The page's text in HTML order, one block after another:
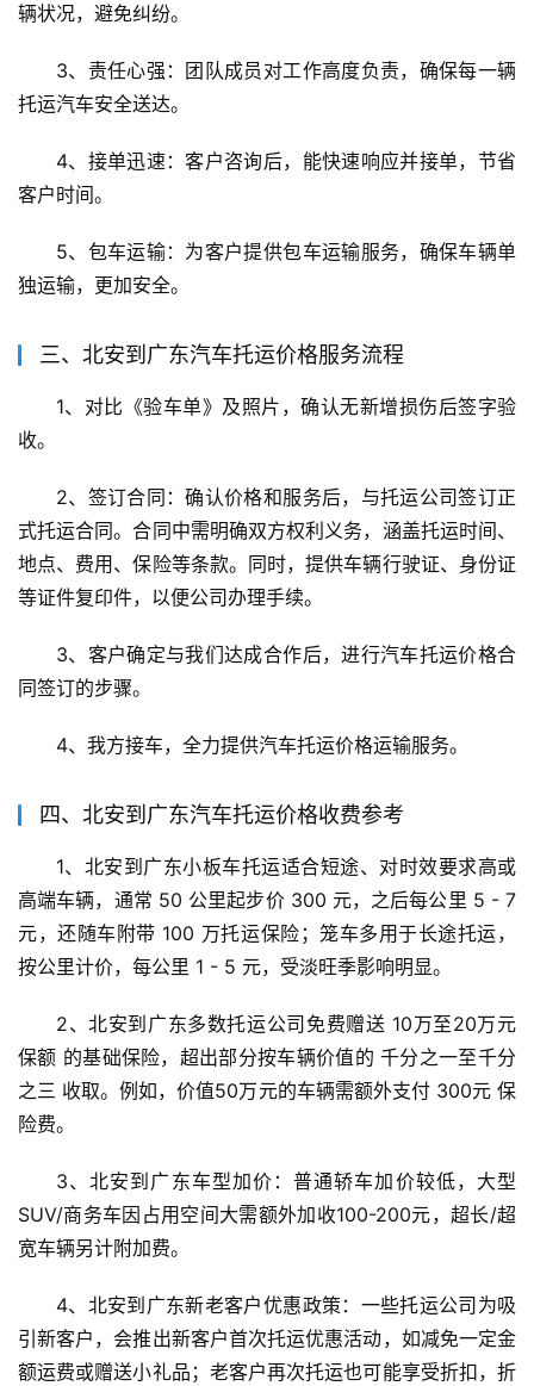
辆状况，避免纠纷。
3、责任心强：团队成员对工作高度负责，确保每一辆
托运汽车安全送达。
4、接单迅速：客户咨询后，能快速响应并接单，节省
客户时间。
5、包车运输：为客户提供包车运输服务，确保车辆单
独运输，更加安全。
三、北安到广东汽车托运价格服务流程
1、对比《验车单》及照片，确认无新增损伤后签字验
收。
2、签订合同：确认价格和服务后，与托运公司签订正
式托运合同。合同中需明确双方权利义务，涵盖托运时间、
地点、费用、保险等条款。同时，提供车辆行驶证、身份证
等证件复印件，以便公司办理手续。
3、客户确定与我们达成合作后，进行汽车托运价格合
同签订的步骤。
4、我方接车，全力提供汽车托运价格运输服务。
四、北安到广东汽车托运价格收费参考
1、北安到广东小板车托运适合短途、对时效要求高或
高端车辆，通常 50 公里起步价 300 元，之后每公里 5 - 7
元，还随车附带 100 万托运保险；笼车多用于长途托运，
按公里计价，每公里 1 - 5 元，受淡旺季影响明显。
2、北安到广东多数托运公司免费赠送 10万至20万元
保额 的基础保险，超出部分按车辆价值的 千分之一至千分
之三 收取。例如，价值50万元的车辆需额外支付 300元 保
险费。
3、北安到广东车型加价：普通轿车加价较低，大型
SUV/商务车因占用空间大需额外加收100-200元，超长/超
宽车辆另计附加费。
4、北安到广东新老客户优惠政策：一些托运公司为吸
引新客户，会推出新客户首次托运优惠活动，如减免一定金
额运费或赠送小礼品；老客户再次托运也可能享受折扣，折